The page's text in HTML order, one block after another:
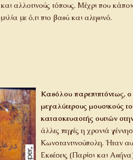
αλλοτινούς τόπους. Μέχρι που
με ό,τι πιο βαθύ και αληθινό.
Καθόλου παρεπιπτόντως,
μεγαλύτερους μουσικούς
κατασκευαστής ουτιών
άλλες πηγές η χρονιά
Κωνσταντινούπολη. Ήταν
Εκθέσεις (Παρίσι και